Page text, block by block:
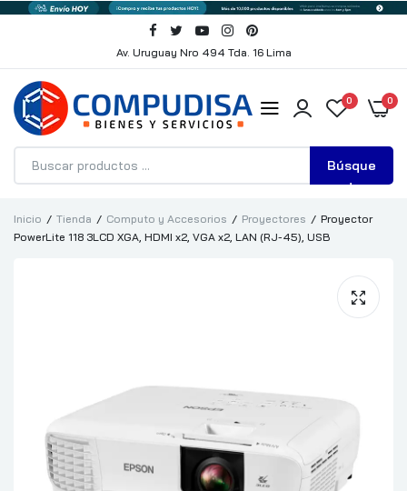
Av. Uruguay Nro 494 Tda. 16 Lima
Búsque
da
0 0
Inicio Tienda Computo y Accesorios Proyectores
Proyector
PowerLite 118 3LCD XGA, HDMI x2, VGA x2, LAN (RJ-45), USB